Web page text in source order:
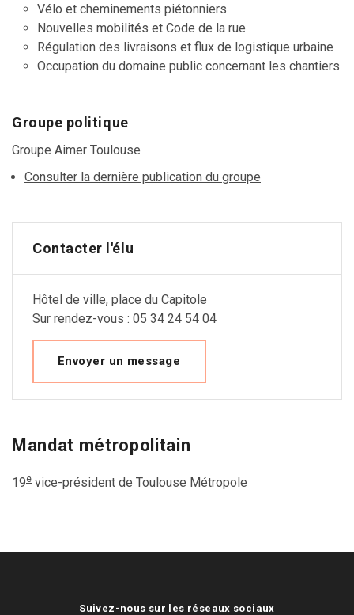
Vélo et cheminements piétonniers
Nouvelles mobilités et Code de la rue
Régulation des livraisons et flux de logistique urbaine
Occupation du domaine public concernant les chantiers
Groupe politique
Groupe Aimer Toulouse
Consulter la dernière publication du groupe
Contacter l'élu
Hôtel de ville, place du Capitole
Sur rendez-vous : 05 34 24 54 04
Envoyer un message
Mandat métropolitain
19e vice-président de Toulouse Métropole
Suivez-nous sur les réseaux sociaux